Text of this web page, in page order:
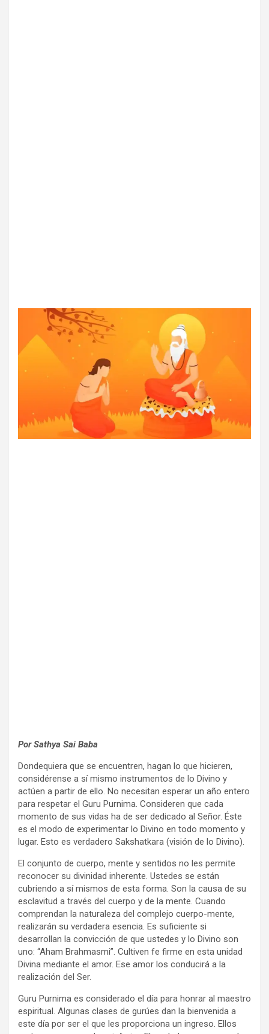
Por Sathya Sai Baba
Dondequiera que se encuentren, hagan lo que hicieren,
considérense a sí mismo instrumentos de lo Divino y
actúen a partir de ello. No necesitan esperar un año entero
para respetar el Guru Purnima. Consideren que cada
momento de sus vidas ha de ser dedicado al Señor. Éste
es el modo de experimentar lo Divino en todo momento y
lugar. Esto es verdadero Sakshatkara (visión de lo Divino).
El conjunto de cuerpo, mente y sentidos no les permite
reconocer su divinidad inherente. Ustedes se están
cubriendo a sí mismos de esta forma. Son la causa de su
esclavitud a través del cuerpo y de la mente. Cuando
comprendan la naturaleza del complejo cuerpo-mente,
realizarán su verdadera esencia. Es suficiente si
desarrollan la convicción de que ustedes y lo Divino son
uno: “Aham Brahmasmi”. Cultiven fe firme en esta unidad
Divina mediante el amor. Ese amor los conducirá a la
realización del Ser.
Guru Purnima es considerado el día para honrar al maestro
espiritual. Algunas clases de gurúes dan la bienvenida a
este día por ser el que les proporciona un ingreso. Ellos